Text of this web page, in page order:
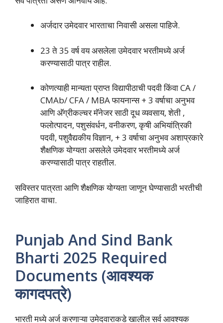
अर्जदार उमेदवार भारताचा निवासी असला पाहिजे.
23 ते 35 वर्ष वय असलेला उमेदवार भरतीमध्ये अर्ज
करण्यासाठी पात्र राहील.
कोणत्याही मान्यता प्राप्त विद्यापीठाची पदवी किंवा CA /
CMAb/ CFA / MBA फायनान्स + 3 वर्षाचा अनुभव
आणि अ‍ॅग्रीकल्चर मॅनेजर साठी दूध व्यवसाय, शेती ,
फलोत्पादन, पशुसंवर्धन, वनीकरण, कृषी अभियांत्रिकी
पदवी, पशुवैद्यकीय विज्ञान, + 3 वर्षाचा अनुभव अशाप्रकारे
शैक्षणिक योग्यता असलेले उमेदवार भरतीमध्ये अर्ज
करण्यासाठी पात्र राहतील.
सविस्तर पात्रता आणि शैक्षणिक योग्यता जाणून घेण्यासाठी भरतीची
जाहिरात वाचा.
Punjab And Sind Bank
Bharti 2025 Required
Documents (आवश्यक
कागदपत्रे)
भारती मध्ये अर्ज करणाऱ्या उमेदवाराकडे खालील सर्व आवश्यक